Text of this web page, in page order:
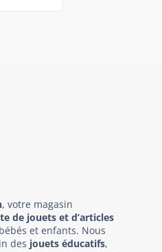
, votre magasin
de jouets et d’articles
et enfants. Nous
des jouets éducatifs,